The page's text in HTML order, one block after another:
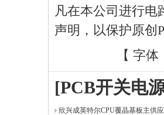
凡在本公司进行电
声明，以保护原创
【 字体
[PCB开关电
欣兴成英特尔CPU覆晶基板主供